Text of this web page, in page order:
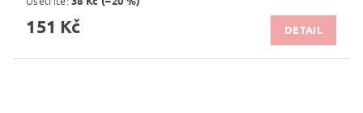
151 Kč DETAIL